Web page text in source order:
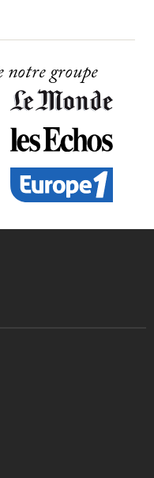
notre groupe